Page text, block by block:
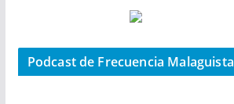
Podcast de Frecuencia Malaguista